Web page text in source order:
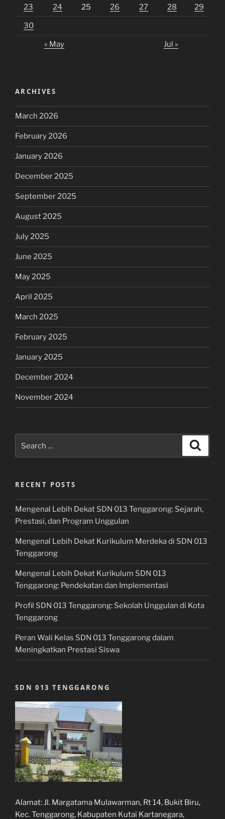
23 24 25 26 27 28 29
30
« May Jul »
ARCHIVES
March 2026
February 2026
January 2026
December 2025
September 2025
August 2025
July 2025
June 2025
May 2025
April 2025
March 2025
February 2025
January 2025
December 2024
November 2024
for:
RECENT POSTS
Mengenal Lebih Dekat SDN 013 Tenggarong: Sejarah,
Prestasi, dan Program Unggulan
Mengenal Lebih Dekat Kurikulum Merdeka di SDN 013
Tenggarong
Mengenal Lebih Dekat Kurikulum SDN 013
Tenggarong: Pendekatan dan Implementasi
Profil SDN 013 Tenggarong: Sekolah Unggulan di Kota
Tenggarong
Peran Wali Kelas SDN 013 Tenggarong dalam
Meningkatkan Prestasi Siswa
SDN 013 TENGGARONG
Alamat:Jl. Margatama Mulawarman, Rt 14, Bukit Biru,
Kec. Tenggarong, Kabupaten Kutai Kartanegara,